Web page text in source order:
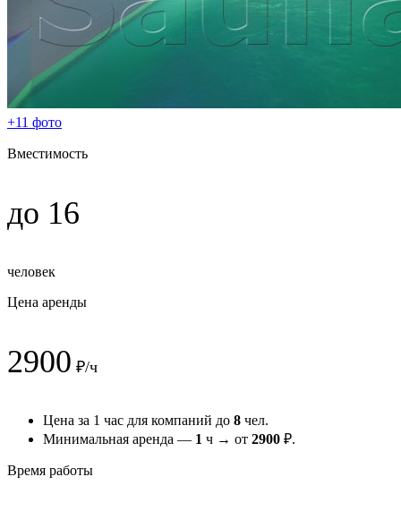
+11 фото
Вместимость
до 16
человек
Цена аренды
2900 ₽/ч
Цена за 1 час для компаний до 8 чел.
Минимальная аренда — 1 ч → от 2900 ₽.
Время работы